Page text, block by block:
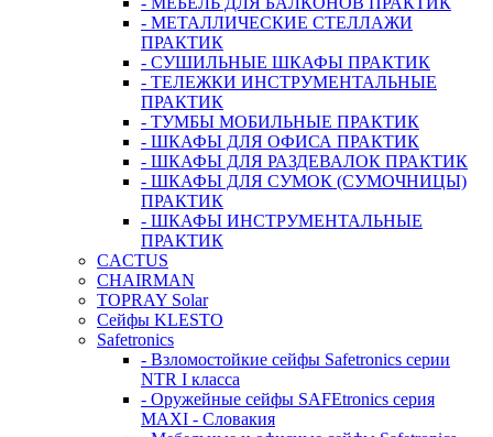
- МЕТАЛЛИЧЕСКИЕ СТЕЛЛАЖИ
ПРАКТИК
- СУШИЛЬНЫЕ ШКАФЫ ПРАКТИК
- ТЕЛЕЖКИ ИНСТРУМЕНТАЛЬНЫЕ
ПРАКТИК
- ТУМБЫ МОБИЛЬНЫЕ ПРАКТИК
- ШКАФЫ ДЛЯ ОФИСА ПРАКТИК
- ШКАФЫ ДЛЯ РАЗДЕВАЛОК ПРАКТИК
- ШКАФЫ ДЛЯ СУМОК (СУМОЧНИЦЫ)
ПРАКТИК
- ШКАФЫ ИНСТРУМЕНТАЛЬНЫЕ
ПРАКТИК
CACTUS
CHAIRMAN
TOPRAY Solar
Сейфы KLESTO
Safetronics
- Взломостойкие сейфы Safetronics серии
NTR I класса
- Оружейные сейфы SAFEtronics серия
MAXI - Словакия